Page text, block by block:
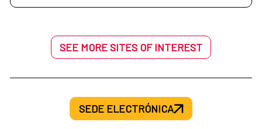
SEE MORE SITES OF INTEREST
SEDE ELECTRÓNICA